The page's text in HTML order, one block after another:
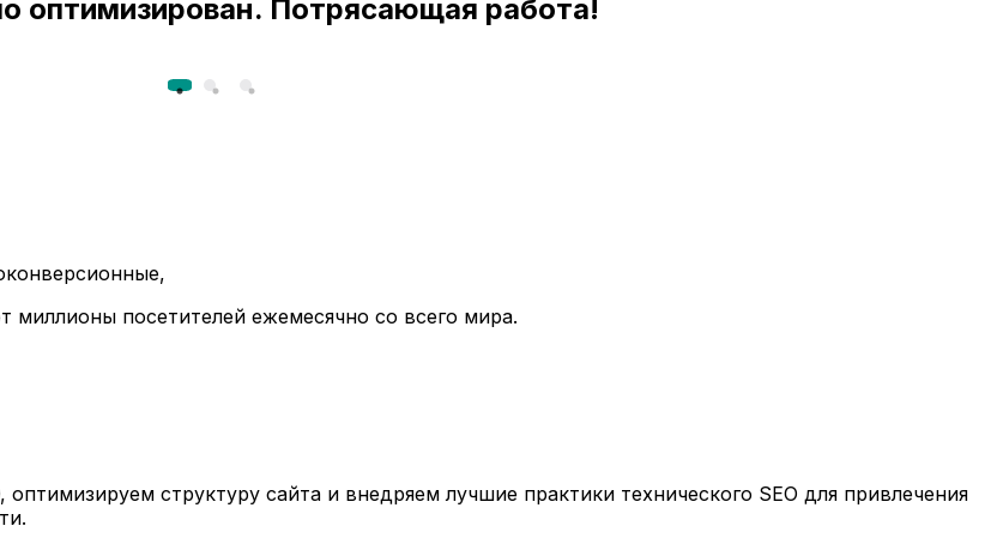
оптимизирован. Потрясающая работа!
посетителей ежемесячно со всего мира.
структуру сайта и внедряем лучшие практики технического SEO для привлечения